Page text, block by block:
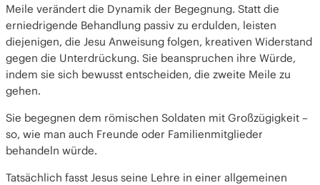
Meile verändert die Dynamik der Begegnung. Statt die
erniedrigende Behandlung passiv zu erdulden, leisten
diejenigen, die Jesu Anweisung folgen, kreativen Widerstand
gegen die Unterdrückung. Sie beanspruchen ihre Würde,
indem sie sich bewusst entscheiden, die zweite Meile zu
gehen.
Sie begegnen dem römischen Soldaten mit Großzügigkeit –
so, wie man auch Freunde oder Familienmitglieder
behandeln würde.
Tatsächlich fasst Jesus seine Lehre in einer allgemeinen